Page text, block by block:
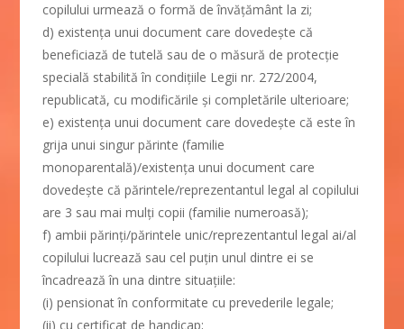
copilului urmează o formă de învățământ la zi;
d) existența unui document care dovedește că
beneficiază de tutelă sau de o măsură de protecție
specială stabilită în condițiile Legii nr. 272/2004,
republicată, cu modificările și completările ulterioare;
e) existența unui document care dovedește că este în
grija unui singur părinte (familie
monoparentală)/existența unui document care
dovedește că părintele/reprezentantul legal al copilului
are 3 sau mai mulți copii (familie numeroasă);
f) ambii părinți/părintele unic/reprezentantul legal ai/al
copilului lucrează sau cel puțin unul dintre ei se
încadrează în una dintre situațiile:
(i) pensionat în conformitate cu prevederile legale;
(ii) cu certificat de handicap;